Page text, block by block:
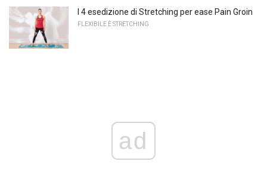
I 4 esedizione di Stretching per ease Pain Groin
FLEXIBILE È STRETCHING
ad